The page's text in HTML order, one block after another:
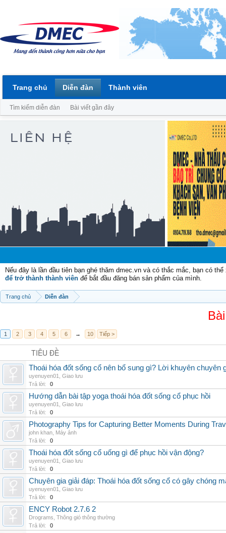
Nếu đây là lần đầu tiên bạn ghé thăm dmec.vn và có thắc mắc, bạn có
để trở thành thành viên để bắt đầu đăng bán sản phẩm của mình.
Trang chủ Diễn đàn
1 2 3 4 5 6 → 10 Tiếp >
TIÊU ĐỀ
Thoái hóa đốt sống cổ nên bổ sung gì? Lời khuyên chuyên
uyenuyen01
Giao lưu
Trả lời:
0
Hướng dẫn bài tập yoga thoái hóa đốt sống cổ phục hồi
uyenuyen01
Giao lưu
Trả lời:
0
Photography Tips for Capturing Better Moments During
john khan Máy ảnh
Trả lời:
0
Thoái hóa đốt sống cổ uống gì để phục hồi vận động?
uyenuyen01
Giao lưu
Trả lời:
0
Chuyên gia giải đáp: Thoái hóa đốt sống cổ có gây chóng
uyenuyen01
Giao lưu
Trả lời:
0
ENCY Robot 2.7.6 2
Drograms Thông gió thông thường
Trả lời:
0
Trang chủ Diễn đàn
Tìm kiếm diễn đàn Bài viết gần đây
Thành viên